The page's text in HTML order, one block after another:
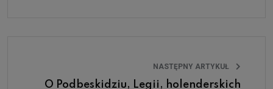
NASTĘPNY ARTYKUŁ
O Podbeskidziu, Legii, holenderskich